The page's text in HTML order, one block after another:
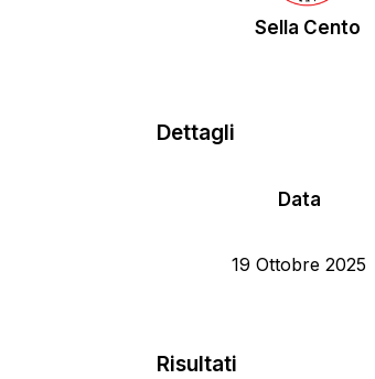
Sella Cento
Dettagli
Data
19 Ottobre 2025
Risultati